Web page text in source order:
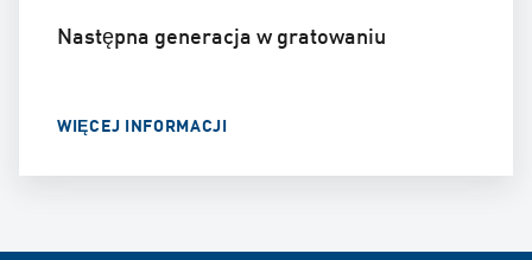
Następna generacja w gratowaniu
WIĘCEJ INFORMACJI